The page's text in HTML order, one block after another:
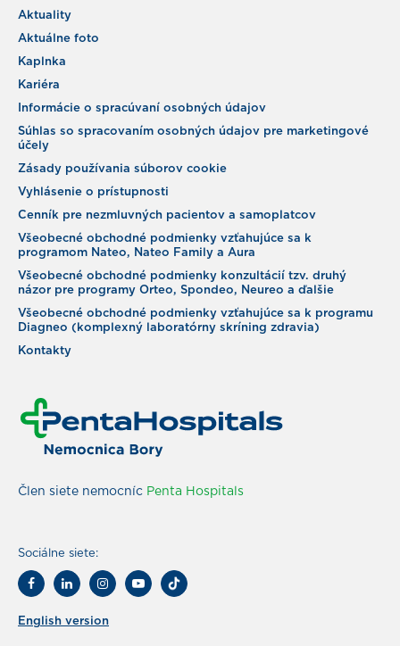
Aktuality
Aktuálne foto
Kaplnka
Kariéra
Informácie o spracúvaní osobných údajov
Súhlas so spracovaním osobných údajov pre marketingové
účely
Zásady používania súborov cookie
Vyhlásenie o prístupnosti
Cenník pre nezmluvných pacientov a samoplatcov
Všeobecné obchodné podmienky vzťahujúce sa k
programom Nateo, Nateo Family a Aura
Všeobecné obchodné podmienky konzultácií tzv. druhý
názor pre programy Orteo, Spondeo, Neureo a ďalšie
Všeobecné obchodné podmienky vzťahujúce sa k programu
Diagneo (komplexný laboratórny skríning zdravia)
Kontakty
Člen siete nemocníc Penta Hospitals
Sociálne siete:
English version